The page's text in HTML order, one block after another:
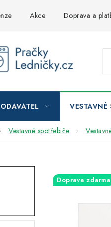
Akce Doprava a
VESTAVNÉ
Vestavné spotřebiče
Doprava zdarma